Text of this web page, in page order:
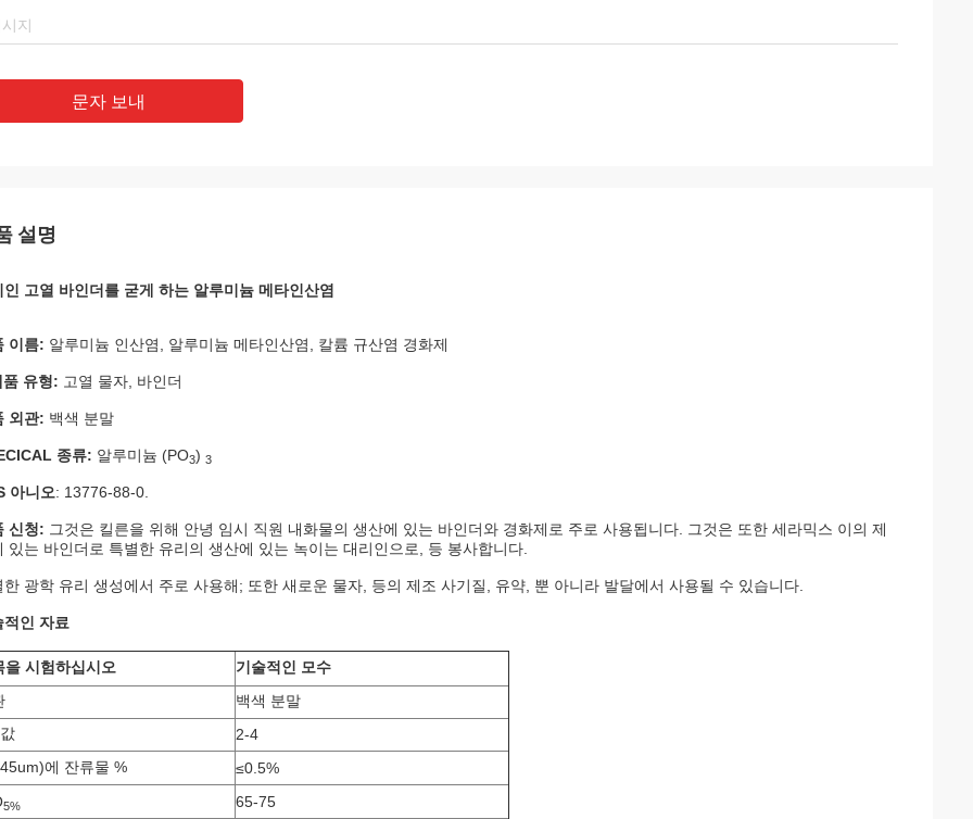
문자 보내
설명
인 고열 바인더를 굳게 하는 알루미늄 메타인산염
이름: 알루미늄 인산염, 알루미늄 메타인산염, 칼륨 규산염 경화제
품 유형: 고열 물자, 바인더
외관: 백색 분말
종류: 알루미늄 (PO3) 3
아니오: 13776-88-0.
신청: 그것은 킬른을 위해 안녕 임시 직원 내화물의 생산에 있는 바인더와 경화제로 주로 사용됩니다. 그것은 또한 세라믹스 이의 제
있는 바인더로 특별한 유리의 생산에 있는 녹이는 대리인으로, 등 봉사합니다.
한 광학 유리 생성에서 주로 사용해; 또한 새로운 물자, 등의 제조 사기질, 유약, 뿐 아니라 발달에서 사용될 수 있습니다.
적인 자료
을 시험하십시오
기술적인 모수
백색 분말
2-4
에 잔류물 %
≤0.5%
5%
65-75